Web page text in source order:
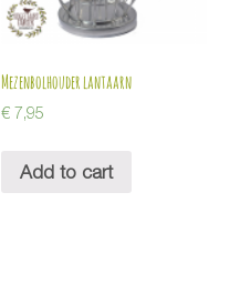
Mezenbolhouder lantaarn
€7,95
Add to cart